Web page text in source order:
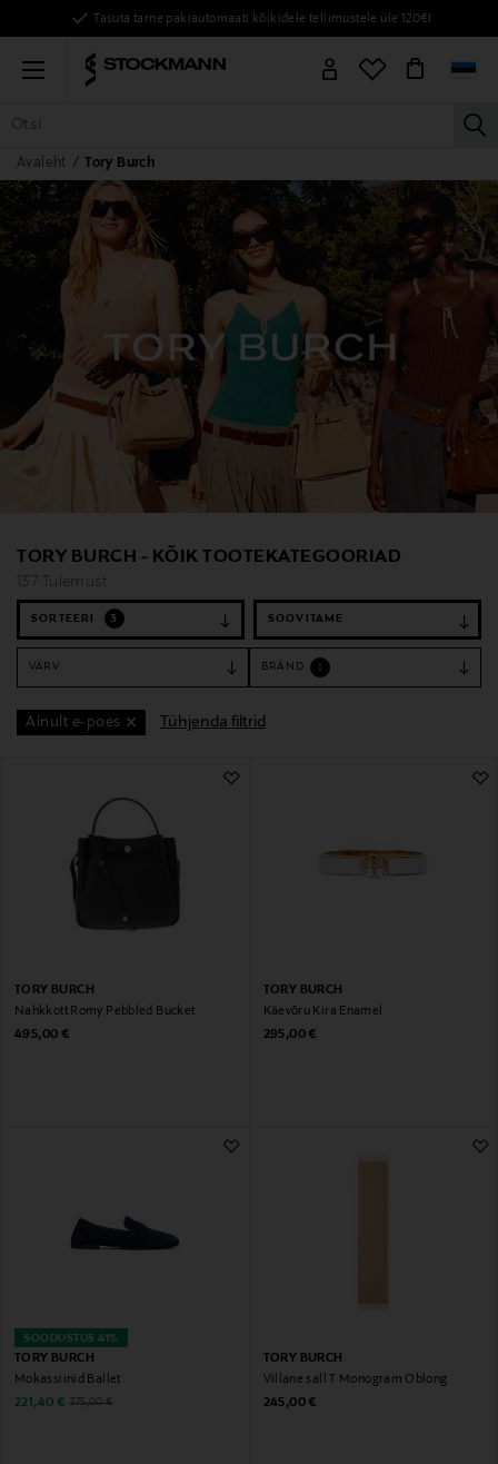
Tasuta tarne pakiautomaati kõikidele tellimustele üle 120€!
Menu
KÕIK TOOTED NAISED
Avaleht Tory Burch
TORY BURCH - KÕIK TOOTEKATEGOORIAD
137 Tulemust
SORTEERI 3
VÄRV BRÄND
Ainult e-poes Tühjenda filtrid
TORY BURCH
Nahkkott Romy Pebbled Bucket
Original Price
495,00 €
TORY BURCH
Käevõru Kira Enamel
Original Price
295,00 €
SOODUSTUS 41%
TORY BURCH
Mokassiinid Ballet
Discounted Price
221,40 € Original Price
375,00 €
TORY BURCH
Villane sall T Monogram Oblong
Original Price
245,00 €